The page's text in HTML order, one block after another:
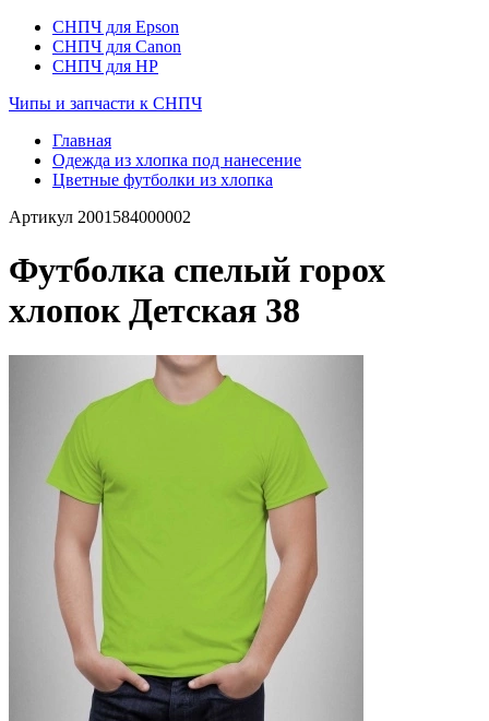
СНПЧ для Epson
СНПЧ для Canon
СНПЧ для HP
Чипы и запчасти к СНПЧ
Главная
Одежда из хлопка под нанесение
Цветные футболки из хлопка
Артикул 2001584000002
Футболка спелый горох
хлопок Детская 38